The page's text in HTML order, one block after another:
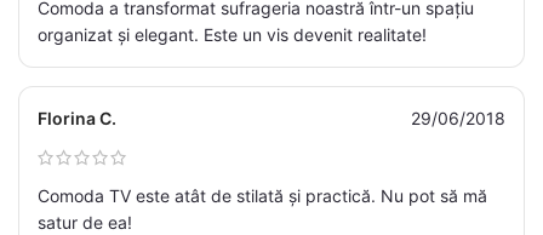
Comoda a transformat sufrageria noastră într-un spațiu
organizat și elegant. Este un vis devenit realitate!
Florina C. 29/06/2018
Comoda TV este atât de stilată și practică. Nu pot să mă
satur de ea!